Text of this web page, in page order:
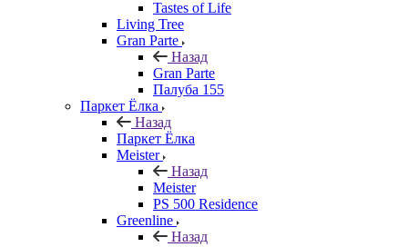
Tastes of Life
Living Tree
Gran Parte
Назад
Gran Parte
Палуба 155
Паркет Ёлка
Назад
Паркет Ёлка
Meister
Назад
Meister
PS 500 Residence
Greenline
Назад